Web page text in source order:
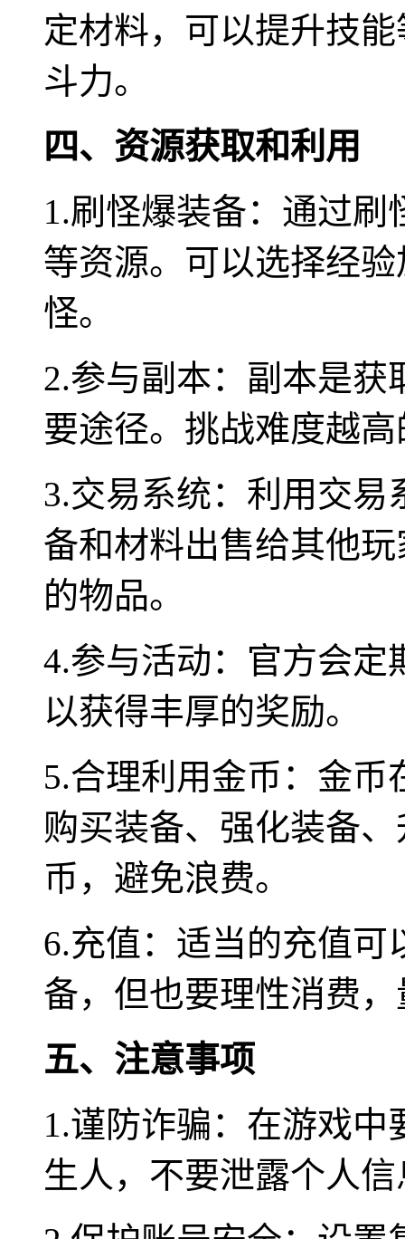
定材料，可以提升技
斗力。
四、资源获取和利用
1.刷怪爆装备：通过
等资源。可以选择经
怪。
2.参与副本：副本是
要途径。挑战难度越
3.交易系统：利用交
备和材料出售给其他
的物品。
4.参与活动：官方会定
以获得丰厚的奖励。
5.合理利用金币：金
购买装备、强化装备
币，避免浪费。
6.充值：适当的充值
备，但也要理性消费
五、注意事项
1.谨防诈骗：在游戏
生人，不要泄露个人信